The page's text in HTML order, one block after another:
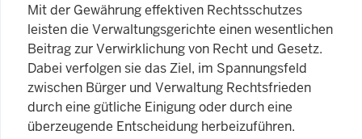
Mit der Gewährung effektiven Rechtsschutzes
leisten die Verwaltungsgerichte einen wesentlichen
Beitrag zur Verwirklichung von Recht und Gesetz.
Dabei verfolgen sie das Ziel, im Spannungsfeld
zwischen Bürger und Verwaltung Rechtsfrieden
durch eine gütliche Einigung oder durch eine
überzeugende Entscheidung herbeizuführen.